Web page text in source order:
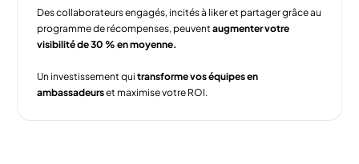
Des collaborateurs engagés, incités à liker et partager grâce au
programme de récompenses, peuventaugmenter votre
visibilité de 30 % en moyenne.
Un investissement quitransforme vos équipes en
ambassadeurset maximise votre ROI.